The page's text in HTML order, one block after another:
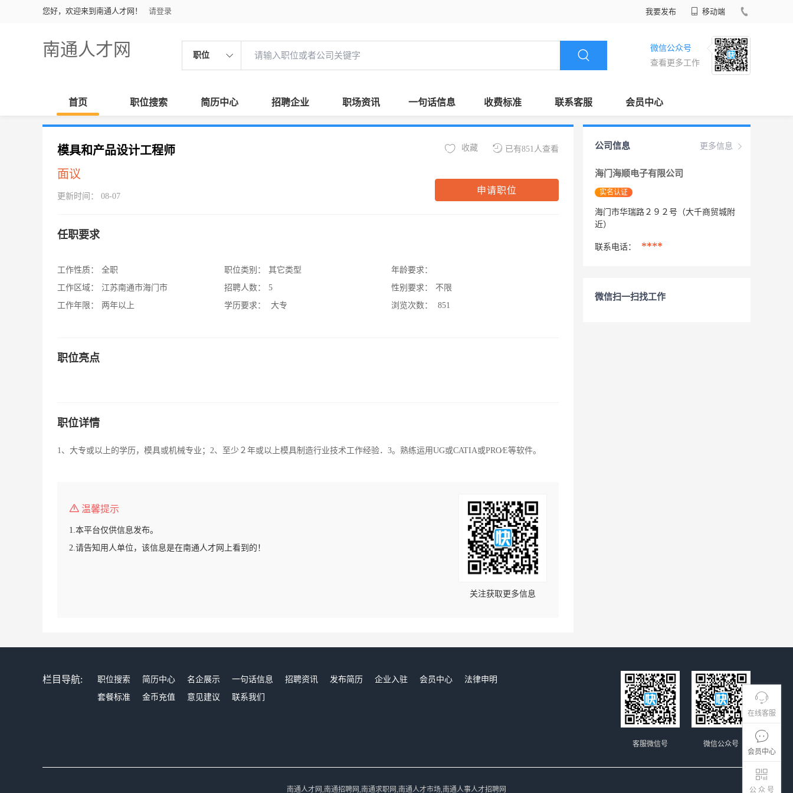
您好，欢迎来到南通人才网！ 请登录 我要发布 移动端
南通人才网 职位
微信公众号
查看更多工作
首页 职位搜索 简历中心 招聘企业 职场资讯 一句话信息 收费标准 联系客服 会员中心
在线客服
会员中心
公 众 号
模具和产品设计工程师
面议
更新时间： 08-07
已有851人查看
收藏
申请职位
任职要求
工作性质：
全职
工作区域：
江苏南通市海门市
工作年限：
两年以上
职位类别：
其它类型
招聘人数：
5
学历要求：
大专
年龄要求：
性别要求：
不限
浏览次数：
851
职位亮点
职位详情
1、大专或以上的学历，模具或机械专业；2、至少２年或以上模具制造行业技术工作经验．3。熟练运用UG或CATIA或PRO∕E等软件。
温馨提示
1.本平台仅供信息发布。
2.请告知用人单位，该信息是在南通人才网上看到的！
关注获取更多信息
更多信息
公司信息
海门海顺电子有限公司
实名认证
海门市华瑞路２９２号（大千商贸城附
近）
联系电话： ****
微信扫一扫找工作
栏目导航: 职位搜索 简历中心 名企展示 一句话信息 招聘资讯 发布简历 企业入驻 会员中心
法律申明
套餐标准
金币充值 意见建议 联系我们
微信公众号
客服微信号
南通人才网,南通招聘网,南通求职网,南通人才市场,南通人事人才招聘网